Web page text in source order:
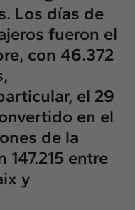
Los días de
fueron el
con 46.372
el 29
en el
de la
entre
y